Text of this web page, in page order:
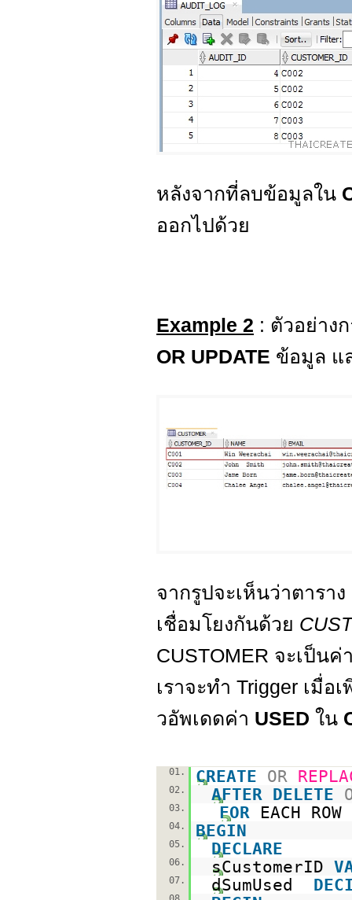
หลังจากที่ลบข้อมูลใน
ออกไปด้วย
Example 2 : ตัวอย่าง
OR UPDATE ข้อมูล แ
จากรูปจะเห็นว่าตาราง
เชื่อมโยงกันด้วย
CUSTOMER จะเป็นค่
เราจะทำ Trigger เมื่อ
วอัพเดดค่า USED ใน
01. CREATE OR
02. AFTER DELETE
03. FOR EACH ROW
04. BEGIN
05. DECLARE
06. sCustomerID
07. dSumUsed